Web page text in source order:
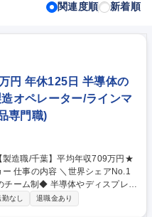
関連度順 新着順
円 年休125日 半導体の
オペレーター/ラインマ
専門職)
No.1
チーム制◆ 半導体やディスプレイ
！※1ヶ月の研修で基本業務を指
なし 退職金あり